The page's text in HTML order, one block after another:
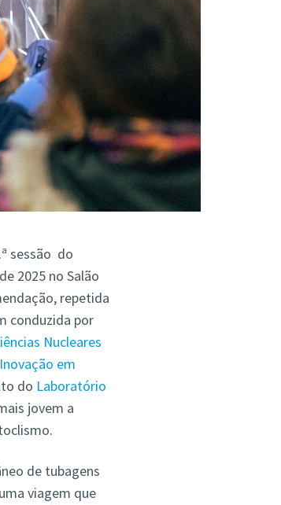
sessão do
2025 no Salão
repetida
conduzida por
Nucleares
em
do Laboratório
jovem a
de tubagens
viagem que